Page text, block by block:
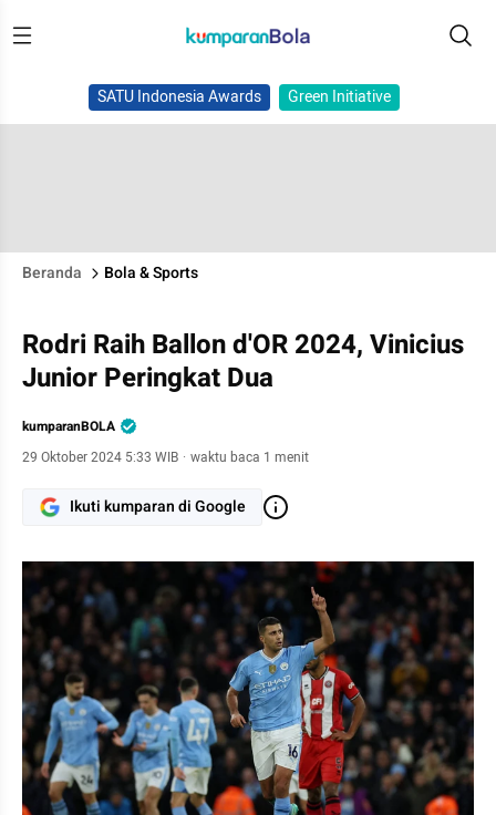
SATU Indonesia Awards Green Initiative
Beranda Bola & Sports
Rodri Raih Ballon d'OR 2024, Vinicius
Junior Peringkat Dua
kumparanBOLA
29 Oktober 2024 5:33 WIB · waktu baca 1 menit
Ikuti kumparan di Google